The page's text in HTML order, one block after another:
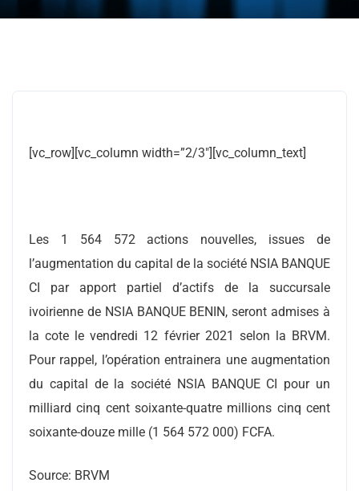
[vc_row][vc_column width=”2/3″][vc_column_text]
Les 1 564 572 actions nouvelles, issues de
l’augmentation du capital de la société NSIA BANQUE
CI par apport partiel d’actifs de la succursale
ivoirienne de NSIA BANQUE BENIN, seront admises à
la cote le vendredi 12 février 2021 selon la BRVM.
Pour rappel, l’opération entrainera une augmentation
du capital de la société NSIA BANQUE CI pour un
milliard cinq cent soixante-quatre millions cinq cent
soixante-douze mille (1 564 572 000) FCFA.
Source: BRVM